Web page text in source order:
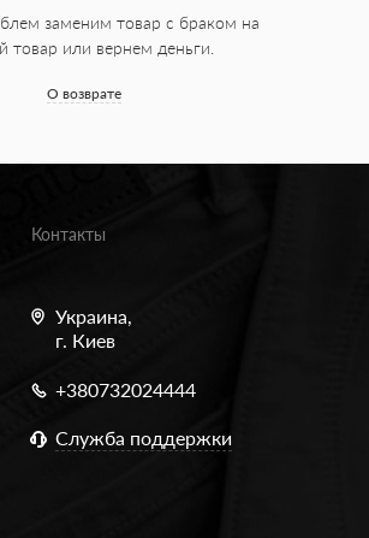
заменим товар с браком на
товар или вернем деньги.
О возврате
Контакты
Украина,
г. Киев
+380732024444
Служба поддержки